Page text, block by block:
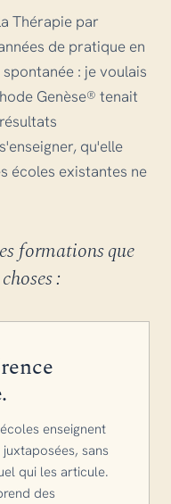
Thérapie par
de pratique en
: je voulais
Genèse® tenait
qu'elle
écoles existantes ne
formations que
:
enseignent
sans
qui les articule.
des